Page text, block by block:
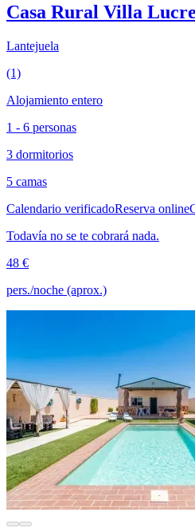
Casa Rural Villa
Lantejuela
(1)
Alojamiento entero
1 - 6 personas
3 dormitorios
5 camas
Calendario verificadoReserva online
Todavía no se te cobrará nada.
48 €
pers./noche (aprox.)